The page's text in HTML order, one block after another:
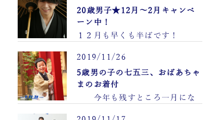
20歳男子★12月～2月キャンペ
ーン中！
１２月も早くも半ばです！
んもやってくるし、 ……
2019/11/26
5歳男の子の七五三、おばあちゃ
まのお着付
今年も残すところ一月にな
越しに……